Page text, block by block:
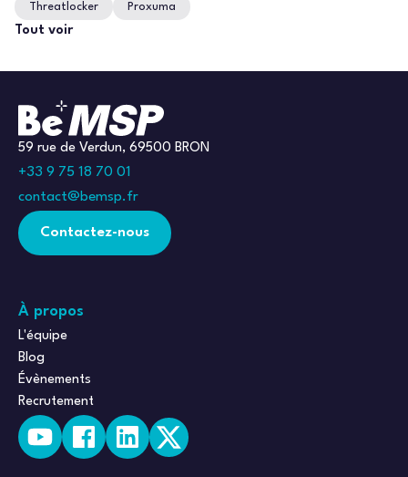
Threatlocker Proxuma
Tout voir
59 rue de Verdun, 69500 BRON
+33 9 75 18 70 01
contact@bemsp.fr
Contactez-nous
À propos
L'équipe
Blog
Évènements
Recrutement